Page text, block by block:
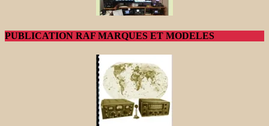
PUBLICATION RAF MARQUES ET MODELES